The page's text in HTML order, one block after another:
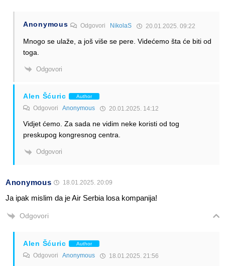
Anonymous Odgovori NikolaS 20.01.2025. 09:22
Mnogo se ulaže, a još više se pere. Videćemo šta će biti od
toga.
Odgovori
Alen Šćuric Author
Odgovori Anonymous 20.01.2025. 14:12
Vidjet ćemo. Za sada ne vidim neke koristi od tog
preskupog kongresnog centra.
Odgovori
Anonymous 18.01.2025. 20:09
Ja ipak mislim da je Air Serbia losa kompanija!
Odgovori
Alen Šćuric Author
Odgovori Anonymous 18.01.2025. 21:56